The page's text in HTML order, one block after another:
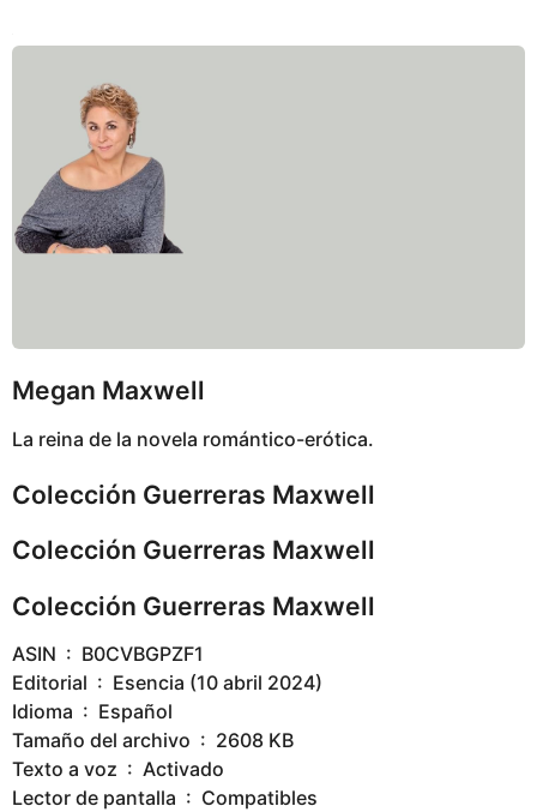
Megan Maxwell
La reina de la novela romántico-erótica.
Colección Guerreras Maxwell
Colección Guerreras Maxwell
Colección Guerreras Maxwell
ASIN ‏ : ‎ B0CVBGPZF1
Editorial ‏ : ‎ Esencia (10 abril 2024)
Idioma ‏ : ‎ Español
Tamaño del archivo ‏ : ‎ 2608 KB
Texto a voz ‏ : ‎ Activado
Lector de pantalla ‏ : ‎ Compatibles